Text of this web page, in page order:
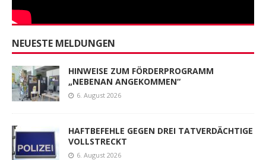
NEUESTE MELDUNGEN
HINWEISE ZUM FÖRDERPROGRAMM
„NEBENAN ANGEKOMMEN“
6. August 2026
HAFTBEFEHLE GEGEN DREI TATVERDÄCHTIGE
VOLLSTRECKT
6. August 2026